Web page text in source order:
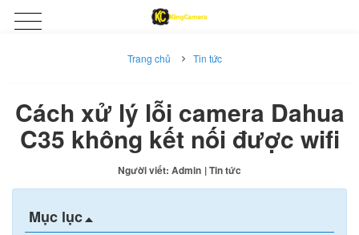
Trang chủ Tin tức
Cách xử lý lỗi camera Dahua
C35 không kết nối được wifi
Người viết: Admin | Tin tức
Mục lục